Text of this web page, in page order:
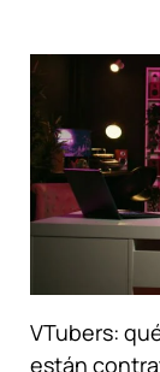
VTubers:
están